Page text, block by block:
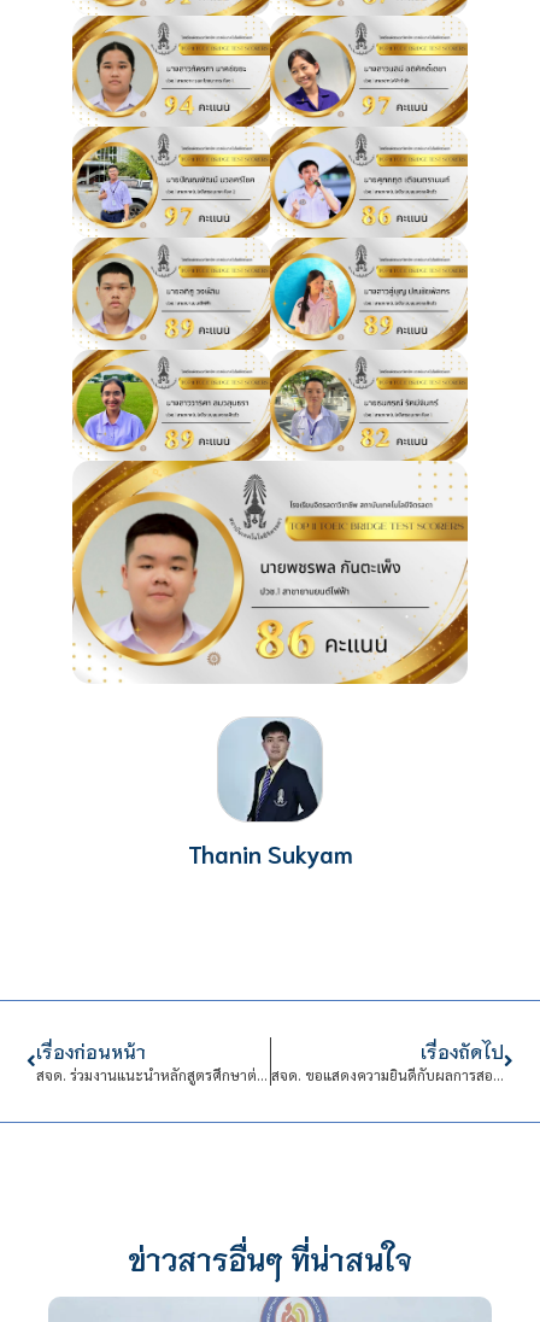
Thanin Sukyam
เรื่องก่อนหน้า
สจด. ร่วมงานแนะนำหลักสูตรศึกษาต่อของโรงเรียนพระวิสุทธิวงส์
เรื่องถัดไป
สจด. ขอแสดงความยินดีกับผลการสอบการวัดความรู้ภาษาอังกฤษ TOEIC Mock Test ประจำปีการศึกษา 2568
ข่าวสารอื่นๆ ที่น่าสนใจ